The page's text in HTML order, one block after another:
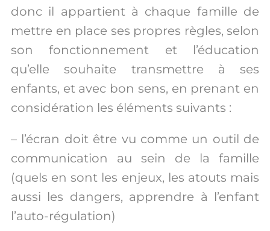
donc il appartient à chaque famille de
mettre en place ses propres règles, selon
son fonctionnement et l’éducation
qu’elle souhaite transmettre à ses
enfants, et avec bon sens, en prenant en
considération les éléments suivants :
– l’écran doit être vu comme un outil de
communication au sein de la famille
(quels en sont les enjeux, les atouts mais
aussi les dangers, apprendre à l’enfant
l’auto-régulation)